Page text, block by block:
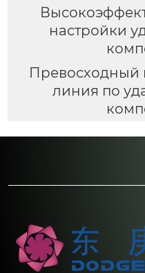
настройки
Превосходный
линия по